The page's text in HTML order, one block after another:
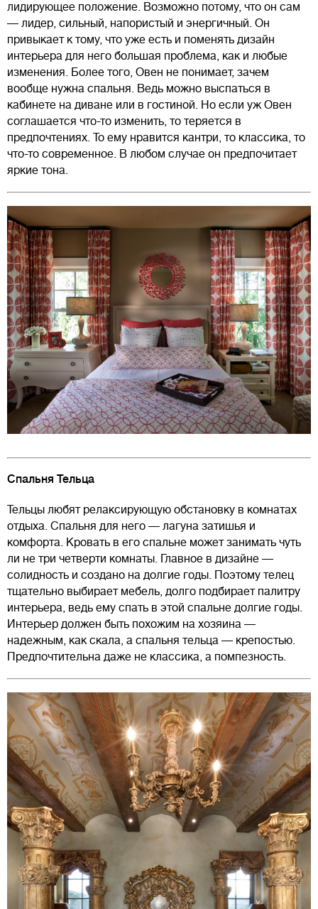
лидирующее положение. Возможно потому, что он сам
— лидер, сильный, напористый и энергичный. Он
привыкает к тому, что уже есть и поменять дизайн
интерьера для него большая проблема, как и любые
изменения. Более того, Овен не понимает, зачем
вообще нужна спальня. Ведь можно выспаться в
кабинете на диване или в гостиной. Но если уж Овен
соглашается что-то изменить, то теряется в
предпочтениях. То ему нравится кантри, то классика, то
что-то современное. В любом случае он предпочитает
яркие тона.
Спальня Тельца
Тельцы любят релаксирующую обстановку в комнатах
отдыха. Спальня для него — лагуна затишья и
комфорта. Кровать в его спальне может занимать чуть
ли не три четверти комнаты. Главное в дизайне —
солидность и создано на долгие годы. Поэтому телец
тщательно выбирает мебель, долго подбирает палитру
интерьера, ведь ему спать в этой спальне долгие годы.
Интерьер должен быть похожим на хозяина —
надежным, как скала, а спальня тельца — крепостью.
Предпочтительна даже не классика, а помпезность.